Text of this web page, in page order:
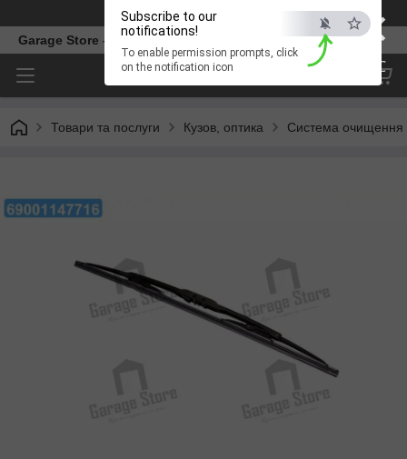
×
ESC
Subscribe to our
notifications!
To enable permission prompts, click
on the notification icon
Телефон
Garage Store – інтернет магазин автозапчастин.
Товари та послуги Кузов, оптика Система очищення